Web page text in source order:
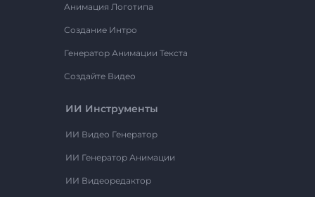
Анимация Логотипа
Создание Интро
Генератор Анимации Текста
Создайте Видео
ИИ Инструменты
ИИ Видео Генератор
ИИ Генератор Анимации
ИИ Видеоредактор